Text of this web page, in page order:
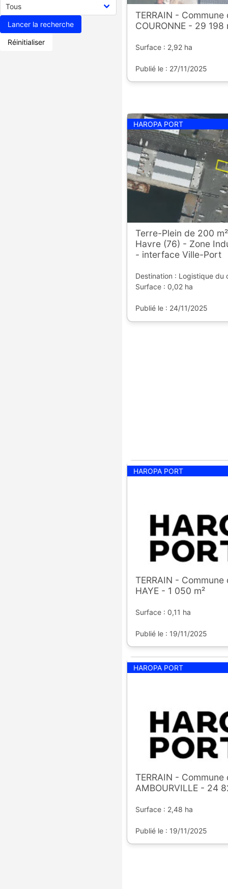
Réinitialiser
TERRAIN - Commune
COURONNE - 29 198
Surface : 2,92 ha
Publié le : 27/11/2025
HAROPA PORT
Terre-Plein de 200
Havre (76) - Zone
- interface Ville-Port
Destination : Logistique du
Surface : 0,02 ha
Publié le : 24/11/2025
HAROPA PORT
TERRAIN -
HAYE - 1 050 m²
Surface : 0,11 ha
Publié le : 19/11/2025
HAROPA PORT
TERRAIN - Commune
AMBOURVILLE - 24
Surface : 2,48 ha
Publié le : 19/11/2025